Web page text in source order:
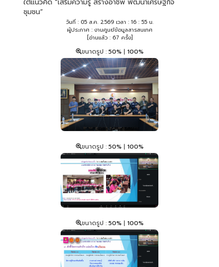
ใต้แนวคิด “เสริมความรู้ สร้างอาชีพ พัฒนาเศรษฐกิจ
ชุมชน”
วันที่ : 05 ส.ค. 2569 เวลา : 16 : 55 น.
ผู้ประกาศ : งานศูนย์ข้อมูลสารสนเทศ
[อ่านแล้ว : 67 ครั้ง]
ขนาดรูป : 50% | 100%
ขนาดรูป : 50% | 100%
ขนาดรูป : 50% | 100%